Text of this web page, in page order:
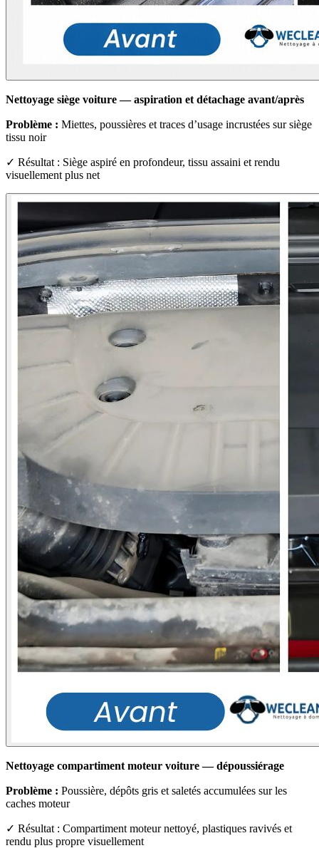
Nettoyage siège voiture — aspiration et détachage avant/après
Problème : Miettes, poussières et traces d’usage incrustées sur siège
tissu noir
✓ Résultat : Siège aspiré en profondeur, tissu assaini et rendu
visuellement plus net
Nettoyage compartiment moteur voiture — dépoussiérage
Problème : Poussière, dépôts gris et saletés accumulées sur les
caches moteur
✓ Résultat : Compartiment moteur nettoyé, plastiques ravivés et
rendu plus propre visuellement